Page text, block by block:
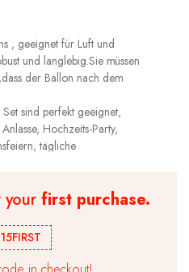
, geeignet für Luft und
und langlebig.Sie müssen
der Ballon nach dem
sind perfekt geeignet,
Hochzeits-Party,
tägliche
yourfirst purchase.